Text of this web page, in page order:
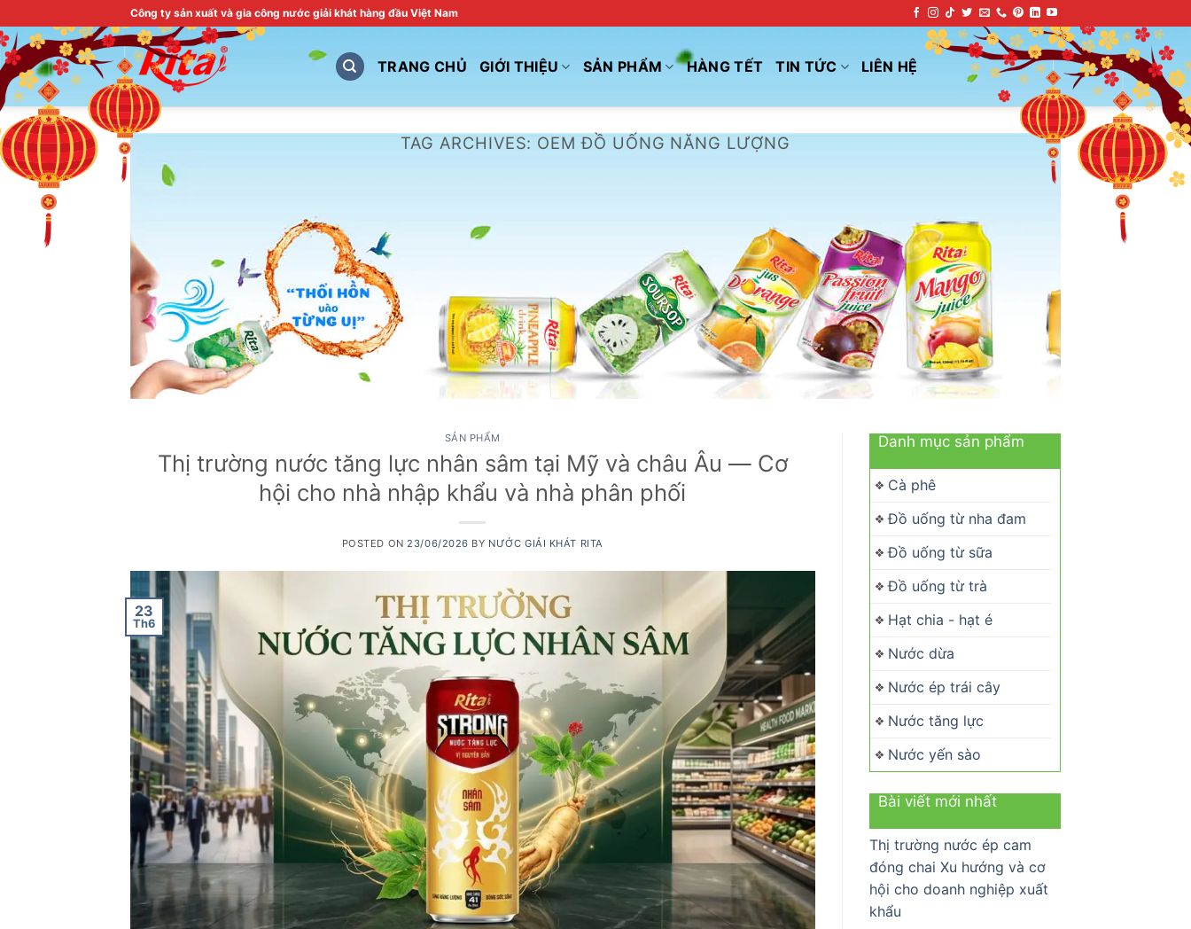
to
content
Công ty sản xuất và gia công nước giải khát hàng đầu Việt Nam
TRANG CHỦ GIỚI THIỆU SẢN PHẨM HÀNG TẾT TIN TỨC LIÊN HỆ
TAG ARCHIVES: OEM ĐỒ UỐNG NĂNG LƯỢNG
SẢN PHẨM
Thị trường nước tăng lực nhân sâm tại Mỹ và châu Âu — Cơ
hội cho nhà nhập khẩu và nhà phân phối
POSTED ON 23/06/2026 BY NƯỚC GIẢI KHÁT RITA
23
Th6
Danh mục sản phẩm
Cà phê
Đồ uống từ nha đam
Đồ uống từ sữa
Đồ uống từ trà
Hạt chia - hạt é
Nước dừa
Nước ép trái cây
Nước tăng lực
Nước yến sào
Bài viết mới nhất
Thị trường nước ép cam
đóng chai Xu hướng và cơ
hội cho doanh nghiệp xuất
khẩu